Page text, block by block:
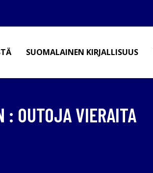
SUOMALAINEN KIRJALLISUUS
: OUTOJA VIERAITA